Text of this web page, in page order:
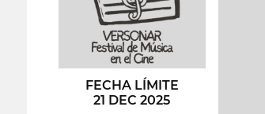
FECHA LÍMITE
21 DEC 2025